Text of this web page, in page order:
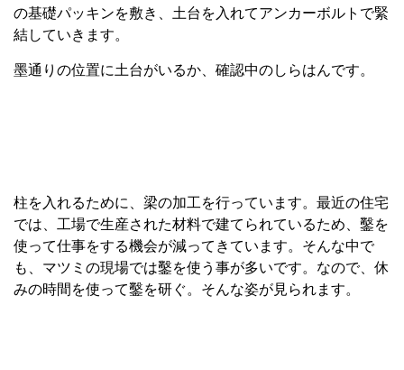
の基礎パッキンを敷き、土台を入れてアンカーボルトで緊
結していきます。
墨通りの位置に土台がいるか、確認中のしらはんです。
柱を入れるために、梁の加工を行っています。最近の住宅
では、工場で生産された材料で建てられているため、鑿を
使って仕事をする機会が減ってきています。そんな中で
も、マツミの現場では鑿を使う事が多いです。なので、休
みの時間を使って鑿を研ぐ。そんな姿が見られます。